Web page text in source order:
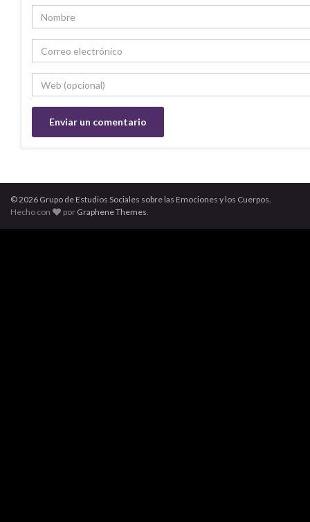
© 2026 Grupo de Estudios Sociales sobre las Emociones y los Cuerpos.
Hecho con
por Graphene Themes.